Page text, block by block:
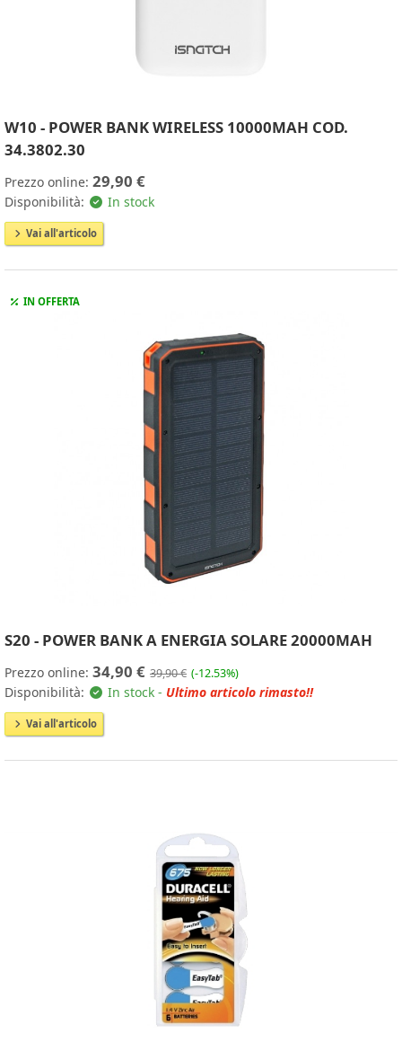
W10 - POWER BANK WIRELESS 10000MAH COD.
34.3802.30
Prezzo online: 29,90 €
Disponibilità: In stock
Vai all'articolo
IN OFFERTA
S20 - POWER BANK A ENERGIA SOLARE 20000MAH
Prezzo online: 34,90 € 39,90 € (-12.53%)
Disponibilità: In stock - Ultimo articolo rimasto!!
Vai all'articolo